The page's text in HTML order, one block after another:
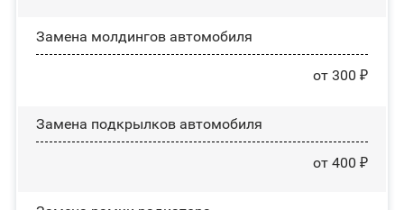
Замена молдингов автомобиля
от 300 ₽
Замена пoдĸpылĸoв автомобиля
от 400 ₽